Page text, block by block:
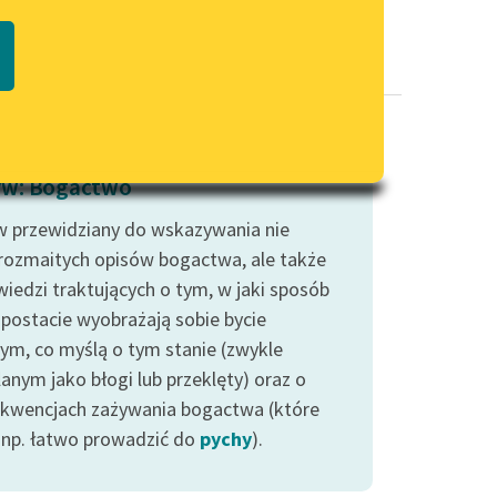
PDF
wrażliwych
Deklaracja dostępności
Bogactwo
przewidziany do wskazywania nie
opisów bogactwa, ale także
traktujących o tym, w jaki sposób
wyobrażają sobie bycie
co myślą o tym stanie (zwykle
jako błogi lub przeklęty) oraz o
zażywania bogactwa (które
łatwo prowadzić do pychy).